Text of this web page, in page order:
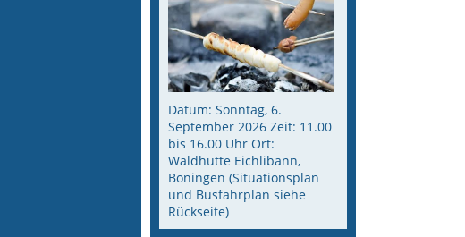
Datum: Sonntag, 6.
September 2026 Zeit: 11.00
bis 16.00 Uhr Ort:
Waldhütte Eichlibann,
Boningen (Situationsplan
und Busfahrplan siehe
Rückseite)